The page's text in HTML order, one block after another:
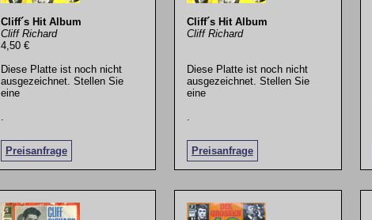
Cliff´s Hit Album
Cliff Richard
4,50 €
Diese Platte ist noch nicht
ausgezeichnet. Stellen Sie
eine
Preisanfrage
Cliff´s Hit Album
Cliff Richard
Diese Platte ist noch nicht
ausgezeichnet. Stellen Sie
eine
Preisanfrage